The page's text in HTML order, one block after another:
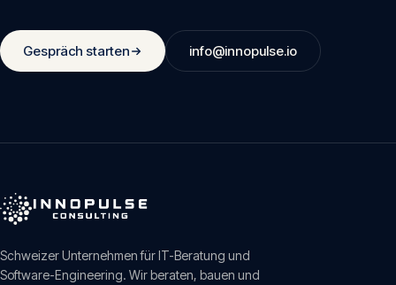
Gespräch starten info@innopulse.io
Schweizer Unternehmen für IT-Beratung und
Software-Engineering. Wir beraten, bauen und